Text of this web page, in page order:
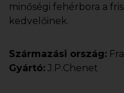
minőségi fehérbora a
kedvelőinek.
Származási ország:
Gyártó: J.P.Chenet